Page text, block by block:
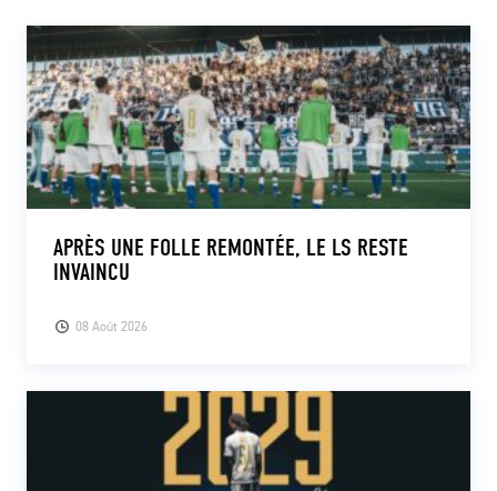
08 Août 2026
APRÈS UNE FOLLE REMONTÉE, LE LS RESTE
INVAINCU